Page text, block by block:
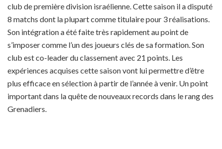
club de première division israélienne. Cette saison il a disputé
8 matchs dont la plupart comme titulaire pour 3 réalisations.
Son intégration a été faite très rapidement au point de
s’imposer comme l’un des joueurs clés de sa formation. Son
club est co-leader du classement avec 21 points. Les
expériences acquises cette saison vont lui permettre d’être
plus efficace en sélection à partir de l’année à venir. Un point
important dans la quête de nouveaux records dans le rang des
Grenadiers.